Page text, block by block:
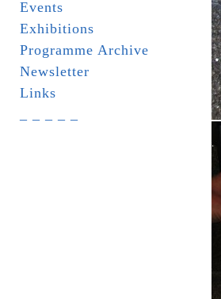
Events
Exhibitions
Programme Archive
Newsletter
Links